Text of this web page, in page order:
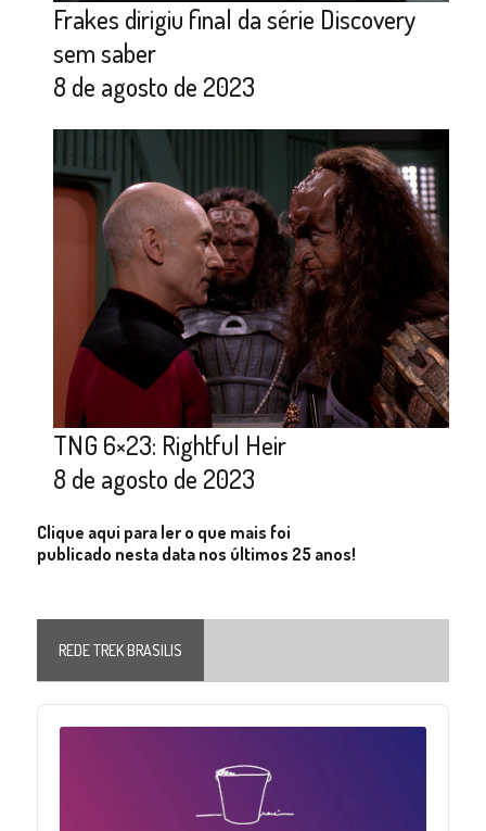
Frakes dirigiu final da série Discovery
sem saber
8 de agosto de 2023
TNG 6×23: Rightful Heir
8 de agosto de 2023
Clique aqui para ler o que mais foi
publicado nesta data nos últimos 25 anos!
REDE TREK BRASILIS
Audio
Player